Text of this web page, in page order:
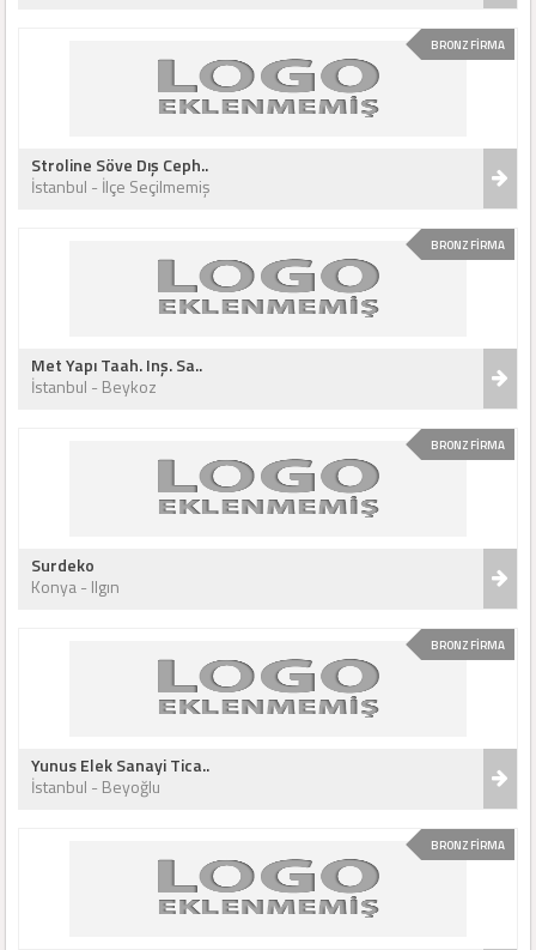
BRONZ FİRMA
Stroline Söve Dış Ceph..
İstanbul - İlçe Seçilmemiş
BRONZ FİRMA
Met Yapı Taah. Inş. Sa..
İstanbul - Beykoz
BRONZ FİRMA
Surdeko
Konya - Ilgın
BRONZ FİRMA
Yunus Elek Sanayi Tica..
İstanbul - Beyoğlu
BRONZ FİRMA